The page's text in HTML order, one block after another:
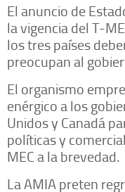
El anuncio de
la vigencia del T-
los tres países
preocupan al
El organismo
enérgico a los
Unidos y Canadá
políticas y
MEC a la brevedad.
La AMIA preten